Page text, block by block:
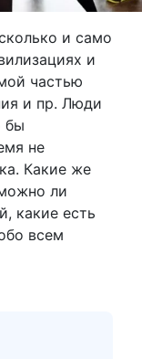
и само
и
частью
и пр. Люди
бы
не
Какие же
ли
какие есть
всем